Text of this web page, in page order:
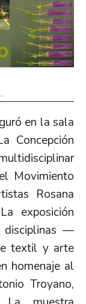
en la sala
Concepción
Movimiento
Rosana
exposición
disciplinas —
textil y arte
homenaje al
Troyano,